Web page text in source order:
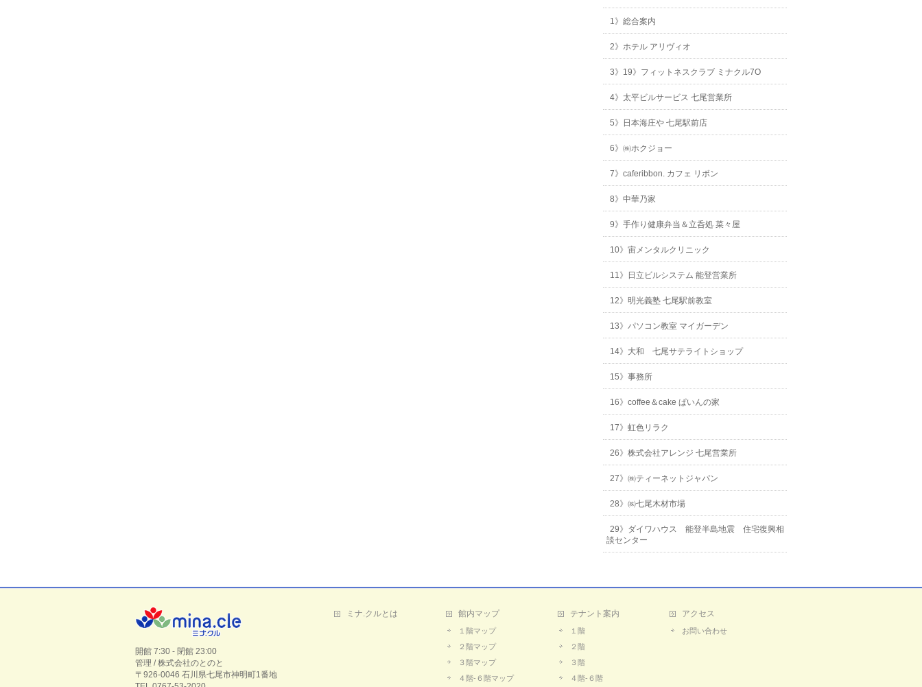
1》総合案内
2》ホテル アリヴィオ
3》19》フィットネスクラブ ミナクル7O
4》太平ビルサービス 七尾営業所
5》日本海庄や 七尾駅前店
6》㈱ホクジョー
7》caferibbon. カフェ リボン
8》中華乃家
9》手作り健康弁当＆立呑処 菜々屋
10》宙メンタルクリニック
11》日立ビルシステム 能登営業所
12》明光義塾 七尾駅前教室
13》パソコン教室 マイガーデン
14》大和 七尾サテライトショップ
15》事務所
16》coffee＆cake ぱいんの家
17》虹色リラク
26》株式会社アレンジ 七尾営業所
27》㈱ティーネットジャパン
28》㈱七尾木材市場
29》ダイワハウス 能登半島地震 住宅復興相
談センター
開館 7:30 - 閉館 23:00
管理 / 株式会社のとのと
〒926-0046 石川県七尾市神明町1番地
ミナ.クルとは 館内マップ
１階マップ
２階マップ
３階マップ
４階-６階マップ
テナント案内
１階
２階
３階
４階-６階
アクセス
お問い合わせ